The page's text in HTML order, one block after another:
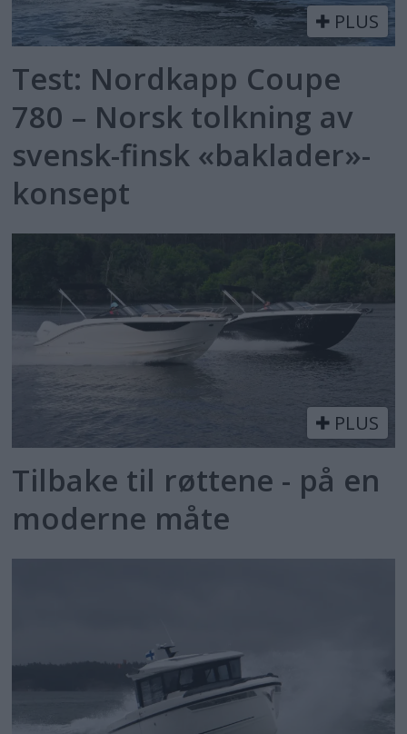
PLUS
Test: Nordkapp Coupe
780 – Norsk tolkning av
svensk-finsk «baklader»-
konsept
PLUS
Tilbake til røttene - på en
moderne måte